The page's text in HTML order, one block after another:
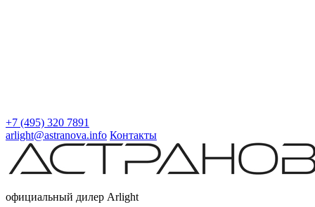
+7 (495) 320 7891
arlight@astranova.info Контакты
официальный дилер Arlight